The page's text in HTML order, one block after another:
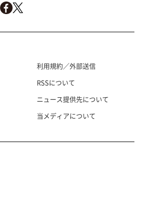
利用規約／外部送信
RSSについて
ニュース提供先について
当メディアについて